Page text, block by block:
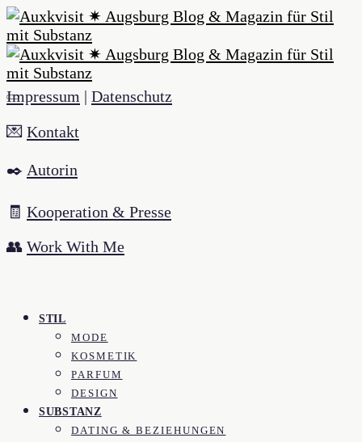
Impressum | Datenschutz
💌 Kontakt
✒️ Autorin
🧾 Kooperation & Presse
👥 Work With Me
STIL
MODE
KOSMETIK
PARFUM
DESIGN
SUBSTANZ
DATING & BEZIEHUNGEN